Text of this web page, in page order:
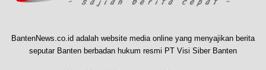
BantenNews.co.id adalah website media online yang menyajikan berita
seputar Banten berbadan hukum resmi PT Visi Siber Banten